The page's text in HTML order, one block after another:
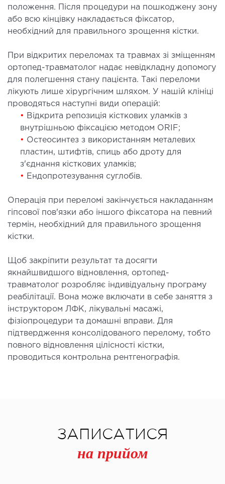
положення. Після процедури на пошкоджену зону
або всю кінцівку накладається фіксатор,
необхідний для правильного зрощення кістки.
При відкритих переломах та травмах зі зміщенням
ортопед-травматолог надає невідкладну допомогу
для полегшення стану пацієнта. Такі переломи
лікують лише хірургічним шляхом. У нашій клініці
проводяться наступні види операцій:
• Відкрита репозиція кісткових уламків з
внутрішньою фіксацією методом ORIF;
• Остеосинтез з використанням металевих
пластин, штифтів, спиць або дроту для
з'єднання кісткових уламків;
• Ендопротезування суглобів.
Операція при переломі закінчується накладанням
гіпсової пов'язки або іншого фіксатора на певний
термін, необхідний для правильного зрощення
кістки.
Щоб закріпити результат та досягти
якнайшвидшого відновлення, ортопед-
травматолог розробляє індивідуальну програму
реабілітації. Вона може включати в себе заняття з
інструктором ЛФК, лікувальні масажі,
фізіопроцедури та домашні вправи. Для
підтвердження консолідованого перелому, тобто
повного відновлення цілісності кістки,
проводиться контрольна рентгенографія.
ЗАПИСАТИСЯ
на прийом